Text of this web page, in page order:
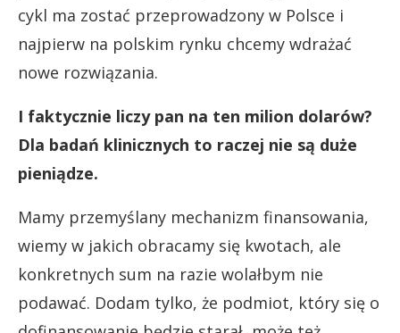
cykl ma zostać przeprowadzony w Polsce i
najpierw na polskim rynku chcemy wdrażać
nowe rozwiązania.
I faktycznie liczy pan na ten milion dolarów?
Dla badań klinicznych to raczej nie są duże
pieniądze.
Mamy przemyślany mechanizm finansowania,
wiemy w jakich obracamy się kwotach, ale
konkretnych sum na razie wolałbym nie
podawać. Dodam tylko, że podmiot, który się o